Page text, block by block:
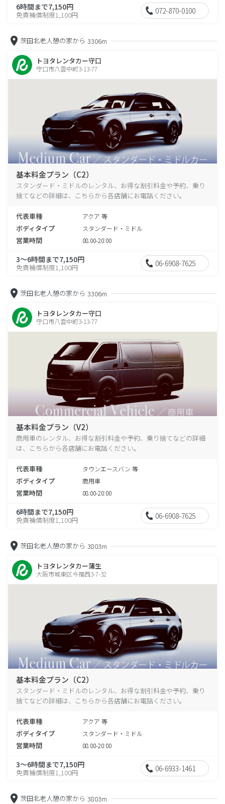
6時間まで7,150円
免責補償制度1,100円 072-870-0100
茨田北老人憩の家から 3306m
トヨタレンタカー守口
守口市八雲中町3-13-77
基本料金プラン（C2）
スタンダード・ミドルのレンタル、お得な割引料金や予約、乗り
捨てなどの詳細は、こちらから各店舗にお電話ください。
代表車種 アクア 等
ボディタイプ スタンダード・ミドル
営業時間 08:00-20:00
3～6時間まで7,150円
免責補償制度1,100円 06-6908-7625
茨田北老人憩の家から 3306m
トヨタレンタカー守口
守口市八雲中町3-13-77
基本料金プラン（V2）
商用車のレンタル、お得な割引料金や予約、乗り捨てなどの詳細
は、こちらから各店舗にお電話ください。
代表車種 タウンエースバン 等
ボディタイプ 商用車
営業時間 08:00-20:00
6時間まで7,150円
免責補償制度1,100円 06-6908-7625
茨田北老人憩の家から 3803m
トヨタレンタカー蒲生
大阪市城東区今福西3-7-32
基本料金プラン（C2）
スタンダード・ミドルのレンタル、お得な割引料金や予約、乗り
捨てなどの詳細は、こちらから各店舗にお電話ください。
代表車種 アクア 等
ボディタイプ スタンダード・ミドル
営業時間 08:00-20:00
3～6時間まで7,150円
免責補償制度1,100円 06-6933-1461
茨田北老人憩の家から 3803m